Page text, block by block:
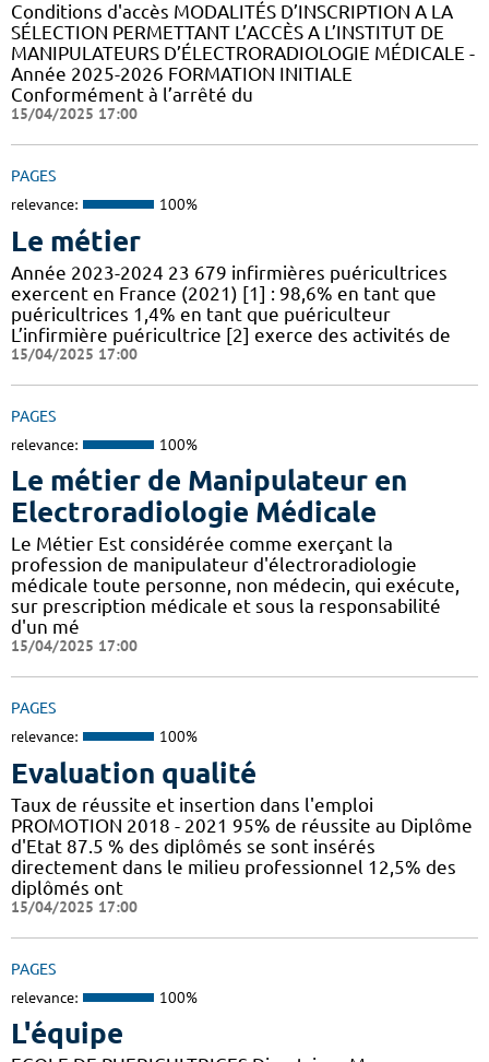
Conditions d'accès MODALITÉS D’INSCRIPTION A LA
SÉLECTION PERMETTANT L’ACCÈS A L’INSTITUT DE
MANIPULATEURS D’ÉLECTRORADIOLOGIE MÉDICALE -
Année 2025-2026 FORMATION INITIALE
Conformément à l’arrêté du
15/04/2025 17:00
PAGES
relevance: 100%
Le métier
Année 2023-2024 23 679 infirmières puéricultrices
exercent en France (2021) [1] : 98,6% en tant que
puéricultrices 1,4% en tant que puériculteur
L’infirmière puéricultrice [2] exerce des activités de
15/04/2025 17:00
PAGES
relevance: 100%
Le métier de Manipulateur en
Electroradiologie Médicale
Le Métier Est considérée comme exerçant la
profession de manipulateur d'électroradiologie
médicale toute personne, non médecin, qui exécute,
sur prescription médicale et sous la responsabilité
d'un mé
15/04/2025 17:00
PAGES
relevance: 100%
Evaluation qualité
Taux de réussite et insertion dans l'emploi
PROMOTION 2018 - 2021 95% de réussite au Diplôme
d'Etat 87.5 % des diplômés se sont insérés
directement dans le milieu professionnel 12,5% des
diplômés ont
15/04/2025 17:00
PAGES
relevance: 100%
L'équipe